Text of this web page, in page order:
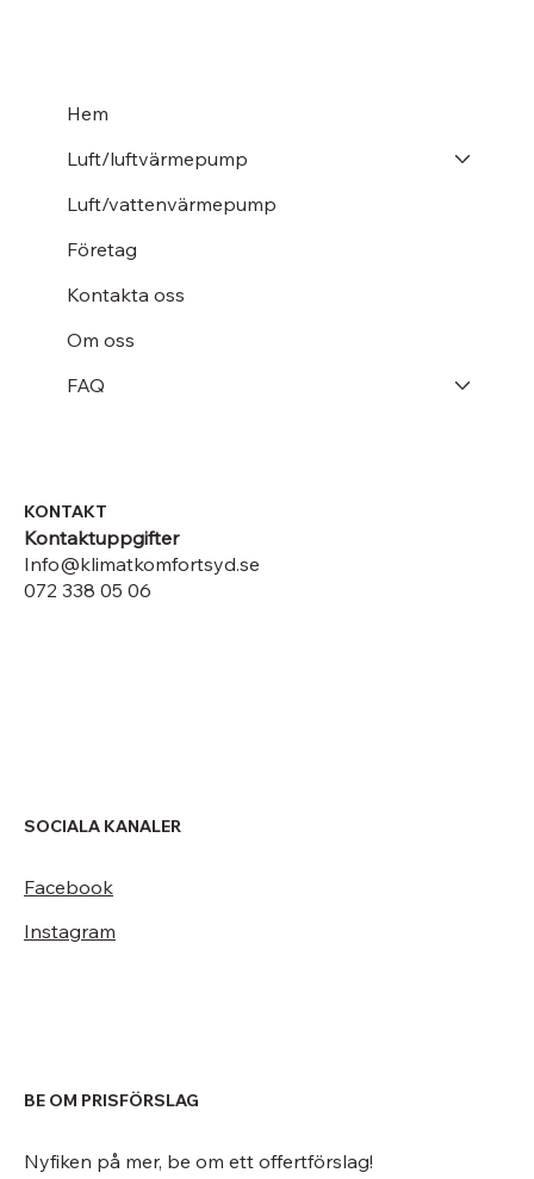
Hem
Luft/luftvärmepump
Luft/vattenvärmepump
Företag
Kontakta oss
Om oss
FAQ
KONTAKT
Kontaktuppgifter
Info@klimatkomfortsyd.se
072 338 05 06
SOCIALA KANALER
Facebook
Instagram
BE OM PRISFÖRSLAG
Nyfiken på mer, be om ett offertförslag!